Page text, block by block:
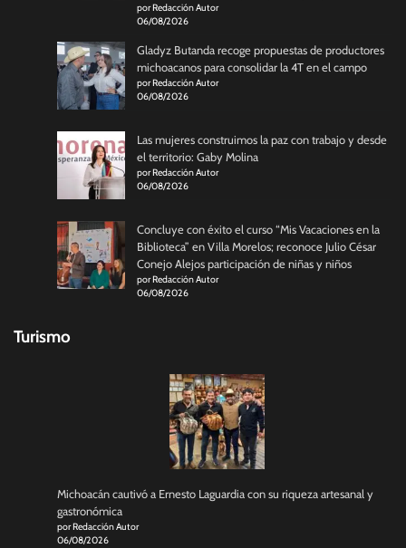
por Redacción Autor
06/08/2026
Gladyz Butanda recoge propuestas de productores
michoacanos para consolidar la 4T en el campo
por Redacción Autor
06/08/2026
Las mujeres construimos la paz con trabajo y desde
el territorio: Gaby Molina
por Redacción Autor
06/08/2026
Concluye con éxito el curso “Mis Vacaciones en la
Biblioteca” en Villa Morelos; reconoce Julio César
Conejo Alejos participación de niñas y niños
por Redacción Autor
06/08/2026
Turismo
Michoacán cautivó a Ernesto Laguardia con su riqueza artesanal y
gastronómica
por Redacción Autor
06/08/2026